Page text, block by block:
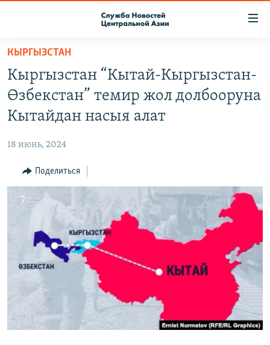
Вернуться
основному
содержанию
Вернутся
главной
Вернутся
поиску
ПОДПИСКА
КОНТАКТЫ
НАСТОЯЩЕЕ ВРЕМЯ
МИГРАНТ МЕДИА
КЫРГЫЗСТАН
Кыргызстан “Кытай-Кыргызстан-
Өзбекстан” темир жол долбооруна
Кытайдан насыя алат
18 июнь, 2024
Поделиться